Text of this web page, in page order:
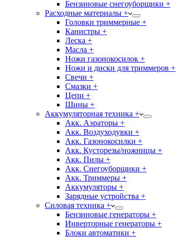
Бензиновые снегоуборщики +
Расходные материалы +
Головки триммерные +
Канистры +
Леска +
Масла +
Ножи газонокосилок +
Ножи и диски для триммеров +
Свечи +
Смазки +
Цепи +
Шины +
Аккумуляторная техника +
Акк. Аэраторы +
Акк. Воздуходувки +
Акк. Газонокосилки +
Акк. Кусторезы/ножницы +
Акк. Пилы +
Акк. Снегоуборщики +
Акк. Триммеры +
Аккумуляторы +
Зарядные устройства +
Силовая техника +
Бензиновые генераторы +
Инверторные генераторы +
Блоки автоматики +